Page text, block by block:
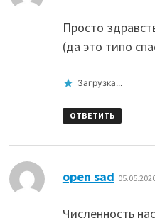
Просто
(да это типо
Загрузка...
ОТВЕТИТЬ
open sad
Численность